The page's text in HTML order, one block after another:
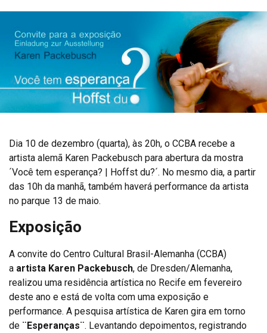
Dia 10 de dezembro (quarta), às 20h, o CCBA recebe a
artista alemã Karen Packebusch para abertura da mostra
´Você tem esperança? | Hoffst du?´. No mesmo dia, a partir
das 10h da manhã, também haverá performance da artista
no parque 13 de maio.
Exposição
A convite do Centro Cultural Brasil-Alemanha (CCBA)
a artista Karen Packebusch, de Dresden/Alemanha,
realizou uma residência artística no Recife em fevereiro
deste ano e está de volta com uma exposição e
performance. A pesquisa artística de Karen gira em torno
de ¨Esperanças¨. Levantando depoimentos, registrando